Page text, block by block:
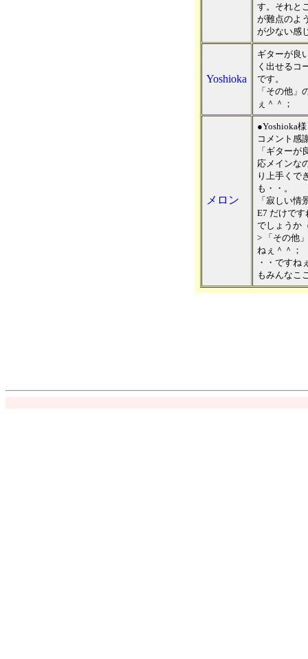
す。それと
が難点のよ
が少ない感
Yoshioka
ギターが良
く出せるコ
です。
「その他」
ぇ＾＾；
メロン
●Yoshioka様
コメント感
「ギターが
応メインな
り上手くで
も・・。
「寂しい情
E7 だけで
でしょうか
> 「その他
ねぇ＾＾；
・・ですね
もみんなこ